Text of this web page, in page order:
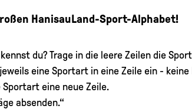
HanisauLand-Sport-Alphabet!
du? Trage in die leere Zeilen die
eine Sportart in eine Zeile ein -
eine neue Zeile.
absenden.“